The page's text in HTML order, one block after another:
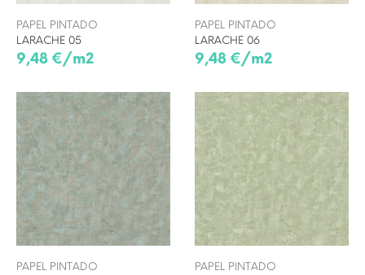
PAPEL PINTADO
LARACHE 05
9,48 €/m2
PAPEL PINTADO
LARACHE 06
9,48 €/m2
PAPEL PINTADO
PAPEL PINTADO